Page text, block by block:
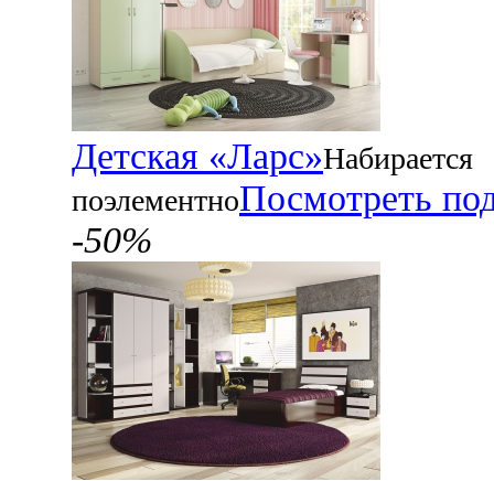
Детская «Ларс»Набирается
поэлементноПосмотреть
-50%